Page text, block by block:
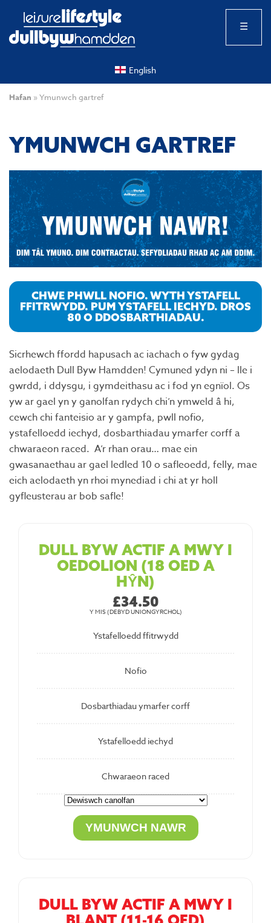
☰
English
Hafan » Ymunwch gartref
YMUNWCH GARTREF
CHWE PHWLL NOFIO. WYTH YSTAFELL
FFITRWYDD. PUM YSTAFELL IECHYD. DROS
80 O DDOSBARTHIADAU.
Sicrhewch ffordd hapusach ac iachach o fyw gydag
aelodaeth Dull Byw Hamdden! Cymuned ydyn ni – lle i
gwrdd, i ddysgu, i gymdeithasu ac i fod yn egnïol. Os
yw ar gael yn y ganolfan rydych chi’n ymweld â hi,
cewch chi fanteisio ar y gampfa, pwll nofio,
ystafelloedd iechyd, dosbarthiadau ymarfer corff a
chwaraeon raced. A’r rhan orau… mae ein
gwasanaethau ar gael ledled 10 o safleoedd, felly, mae
eich aelodaeth yn rhoi mynediad i chi at yr holl
gyfleusterau ar bob safle!
DULL BYW ACTIF A MWY I
OEDOLION (18 OED A
HŶN)
£34.50
Y MIS (DEBYD UNIONGYRCHOL)
Ystafelloedd ffitrwydd
Nofio
Dosbarthiadau ymarfer corff
Ystafelloedd iechyd
Chwaraeon raced
DULL BYW ACTIF A MWY I